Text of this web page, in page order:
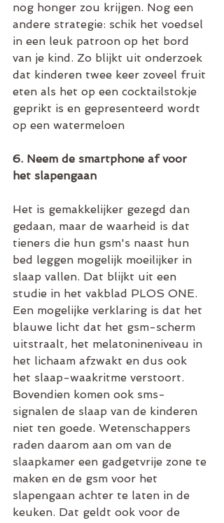
nog honger zou krijgen. Nog een
andere strategie: schik het voedsel
in een leuk patroon op het bord
van je kind. Zo blijkt uit onderzoek
dat kinderen twee keer zoveel fruit
eten als het op een cocktailstokje
geprikt is en gepresenteerd wordt
op een watermeloen
6. Neem de smartphone af voor
het slapengaan
Het is gemakkelijker gezegd dan
gedaan, maar de waarheid is dat
tieners die hun gsm's naast hun
bed leggen mogelijk moeilijker in
slaap vallen. Dat blijkt uit een
studie in het vakblad PLOS ONE.
Een mogelijke verklaring is dat het
blauwe licht dat het gsm-scherm
uitstraalt, het melatonineniveau in
het lichaam afzwakt en dus ook
het slaap-waakritme verstoort.
Bovendien komen ook sms-
signalen de slaap van de kinderen
niet ten goede. Wetenschappers
raden daarom aan om van de
slaapkamer een gadgetvrije zone te
maken en de gsm voor het
slapengaan achter te laten in de
keuken. Dat geldt ook voor de